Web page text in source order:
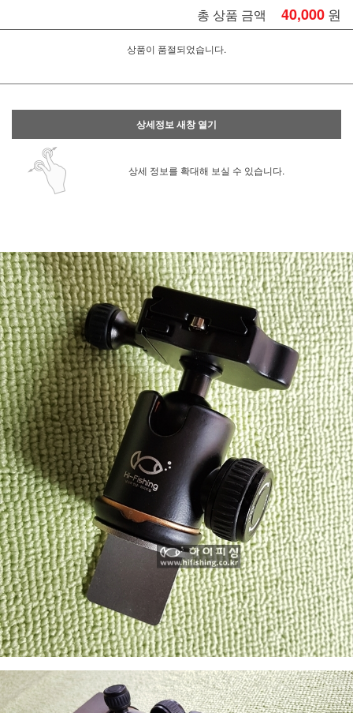
총 상품 금액 40,000 원
상품이 품절되었습니다.
상세정보 새창 열기
상세 정보를 확대해 보실 수 있습니다.